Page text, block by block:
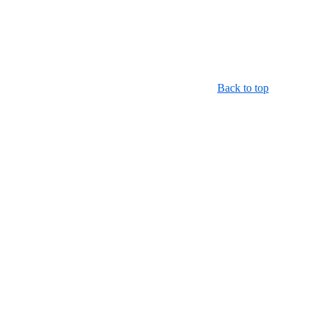
Back to top